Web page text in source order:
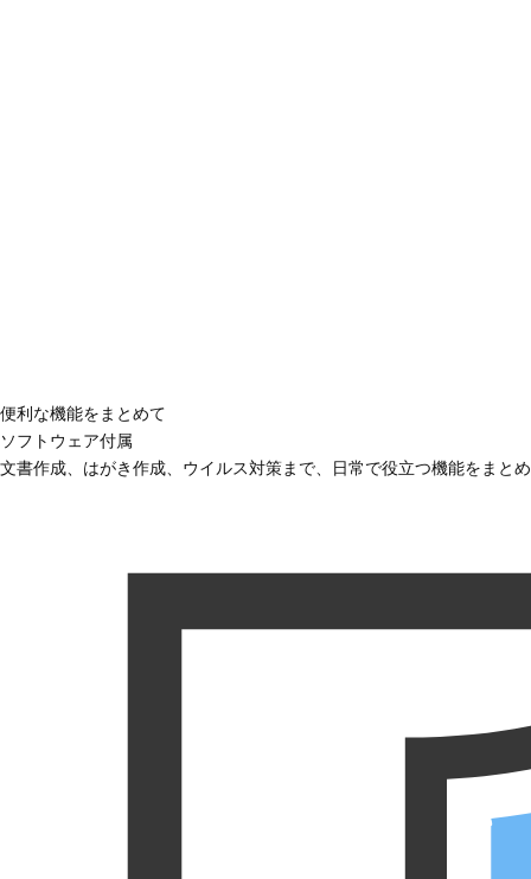
便利な機能をまとめて
ソフトウェア付属
文書作成、はがき作成、ウイルス対策まで、日常で役立つ機能をまと